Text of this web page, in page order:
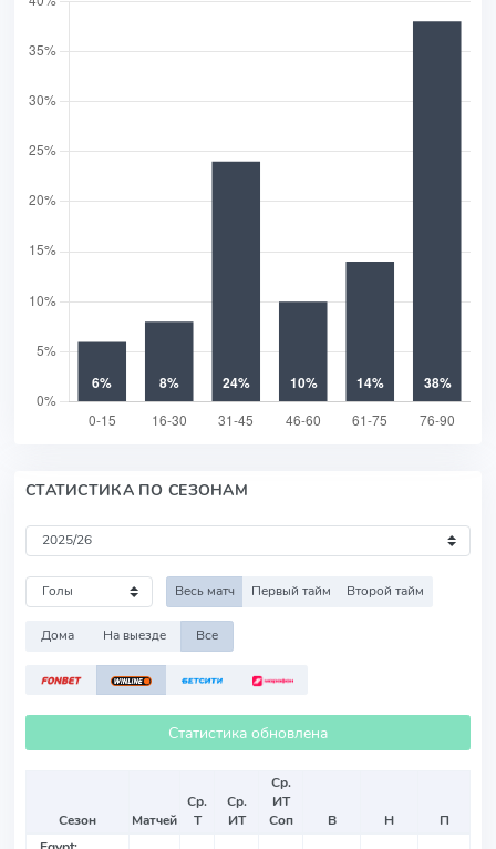
СТАТИСТИКА ПО СЕЗОНАМ
Весь матч Первый тайм Второй тайм
Дома На выезде Все
Статистика обновлена
Сезон Матчей
Ср.
Т
Ср.
ИТ
Ср.
ИТ
Соп
В Н
П